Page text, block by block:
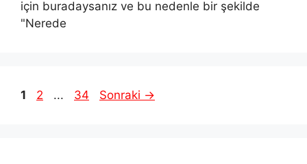
için buradaysanız ve bu nedenle bir şekilde
"Nerede
Sayfa
1 Sayfa
2 ... Sayfa
34 Sonraki →